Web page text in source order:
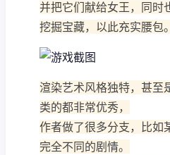
并把它们献给女王，同时
挖掘宝藏，以此充实腰包。
渲染艺术风格独特，甚至
类的都非常优秀，
作者做了很多分支，比如
完全不同的剧情。